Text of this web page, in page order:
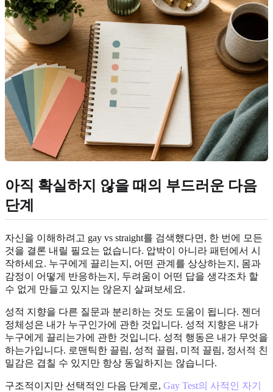
아직 확실하지 않을 때의 부드러운 다음
단계
자신을 이해하려고 gay vs straight를 검색했다면, 한 번에 모든
것을 결론 내릴 필요는 없습니다. 압박이 아니라 패턴에서 시
작하세요. 누구에게 끌리는지, 어떤 관계를 상상하는지, 몸과
감정이 어떻게 반응하는지, 두려움이 어떤 답을 생각조차 할
수 없게 만들고 있지는 않은지 살펴보세요.
성적 지향을 다른 질문과 분리하는 것도 도움이 됩니다. 젠더
정체성은 내가 누구인가에 관한 것입니다. 성적 지향은 내가
누구에게 끌리는가에 관한 것입니다. 성적 행동은 내가 무엇을
하는가입니다. 로맨틱한 끌림, 성적 끌림, 미적 끌림, 정서적 친
밀감은 겹칠 수 있지만 항상 동일하지는 않습니다.
구조적이지만 선택적인 다음 단계로, Gay Test의 사적인 자기